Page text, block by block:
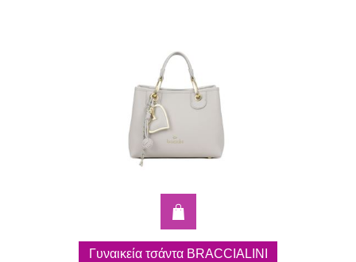
Γυναικεία τσάντα BRACCIALINI